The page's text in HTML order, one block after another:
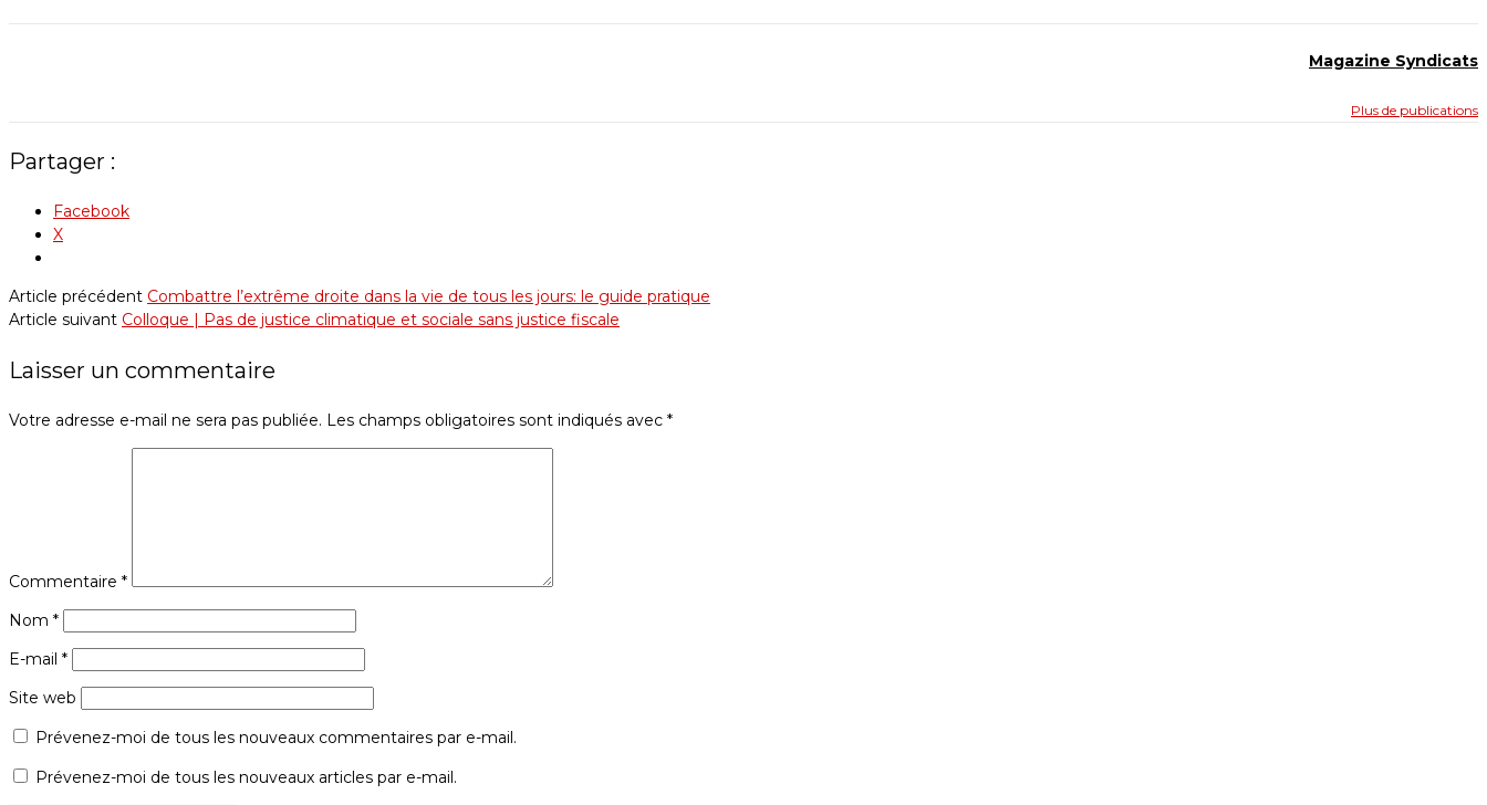
Magazine Syndicats
Plus de publications
Partager :
Facebook
X
Article précédent Combattre l’extrême droite dans la vie de tous les jours: le guide pratique
Article suivant Colloque | Pas de justice climatique et sociale sans justice fiscale
Laisser un commentaire
Votre adresse e-mail ne sera pas publiée. Les champs obligatoires sont indiqués avec *
Commentaire *
Nom *
E-mail *
Site web
Prévenez-moi de tous les nouveaux commentaires par e-mail.
Prévenez-moi de tous les nouveaux articles par e-mail.